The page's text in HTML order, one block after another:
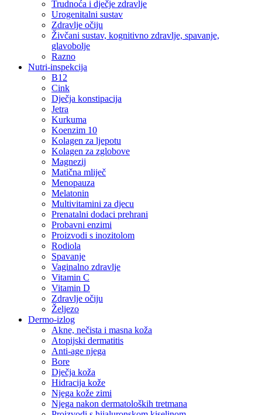
Trudnoća i dječje zdravlje
Urogenitalni sustav
Zdravlje očiju
Živčani sustav, kognitivno zdravlje, spavanje,
glavobolje
Razno
Nutri-inspekcija
B12
Cink
Dječja konstipacija
Jetra
Kurkuma
Koenzim 10
Kolagen za ljepotu
Kolagen za zglobove
Magnezij
Matična mliječ
Menopauza
Melatonin
Multivitamini za djecu
Prenatalni dodaci prehrani
Probavni enzimi
Proizvodi s inozitolom
Rodiola
Spavanje
Vaginalno zdravlje
Vitamin C
Vitamin D
Zdravlje očiju
Željezo
Dermo-izlog
Akne, nečista i masna koža
Atopijski dermatitis
Anti-age njega
Bore
Dječja koža
Hidracija kože
Njega kože zimi
Njega nakon dermatoloških tretmana